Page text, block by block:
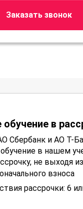
Заказать звонок
в
Сбербанк и АО Т-
в нашем
не выходя
взноса
рассрочки: 6